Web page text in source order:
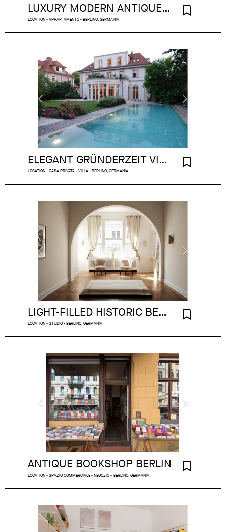
LUXURY MODERN ANTIQUE APARTMENT BERLIN
LOCATION - APPARTAMENTO - BERLINO, GERMANIA
ELEGANT GRÜNDERZEIT VILLA WITH GARDEN & POOL IN DAHLEM
LOCATION - CASA PRIVATA - VILLA - BERLINO, GERMANIA
LIGHT-FILLED HISTORIC BERLIN STUDIO
LOCATION - STUDIO - BERLINO, GERMANIA
ANTIQUE BOOKSHOP BERLIN
LOCATION - SPAZIO COMMERCIALE - NEGOZIO - BERLINO, GERMANIA